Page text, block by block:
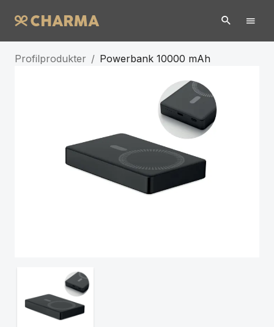
Profilprodukter / Powerbank 10000 mAh